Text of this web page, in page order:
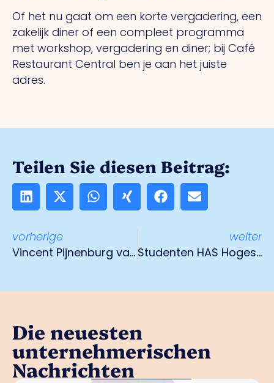
Of het nu gaat om een korte vergadering, een
zakelijk diner of een compleet programma
met workshop, vergadering en diner; bij Café
Restaurant Central ben je aan het juiste
adres.
Teilen Sie diesen Beitrag:
vorherige
Vincent Pijnenburg van Ondernemend Venlo ontvangt koning Willem-Alexander
weiter
Studenten HAS Hogeschool dragen bij aan een betere wereld
Die neuesten
unternehmerischen
Nachrichten